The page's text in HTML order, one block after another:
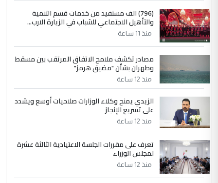
سردار
التعليق : واحد من عصابة علي ماما يسقط
جنسية الرافد الثالث للعراق ومن اصول عريقة
ابا فرات ...
الجواهري يرد على صدام حسين سل
مضجعيك يابن الزنا (نص كامل)
5 حيدر عاشور
التعليق : تحياتي لك استاذ حامدتركان. كلام
دقيق ومسؤول؛ فالاستثمار الحقيقي للإنسان
الموضوع :
بين الإهمال واغتصاب الأرض.. بلاد
الرافدين تعاني الجفاف والتصحر!!
(796) الف مستفيد من خدمات قسم التنمية
والتأهيل الاجتماعي للشباب في الزيارة الارب...
منذ 11 ساعة
مصادر تكشف ملامح الاتفاق المرتقب بين مسقط
وطهران بشأن "مضيق هرمز"
منذ 12 ساعة
الزيدي يمنح وكلاء الوزارات صلاحيات أوسع ويشدد
على تسريع الإنجاز
منذ 12 ساعة
تعرف على مقررات الجلسة الاعتيادية الثالثة عشرة
لمجلس الوزراء
منذ 12 ساعة